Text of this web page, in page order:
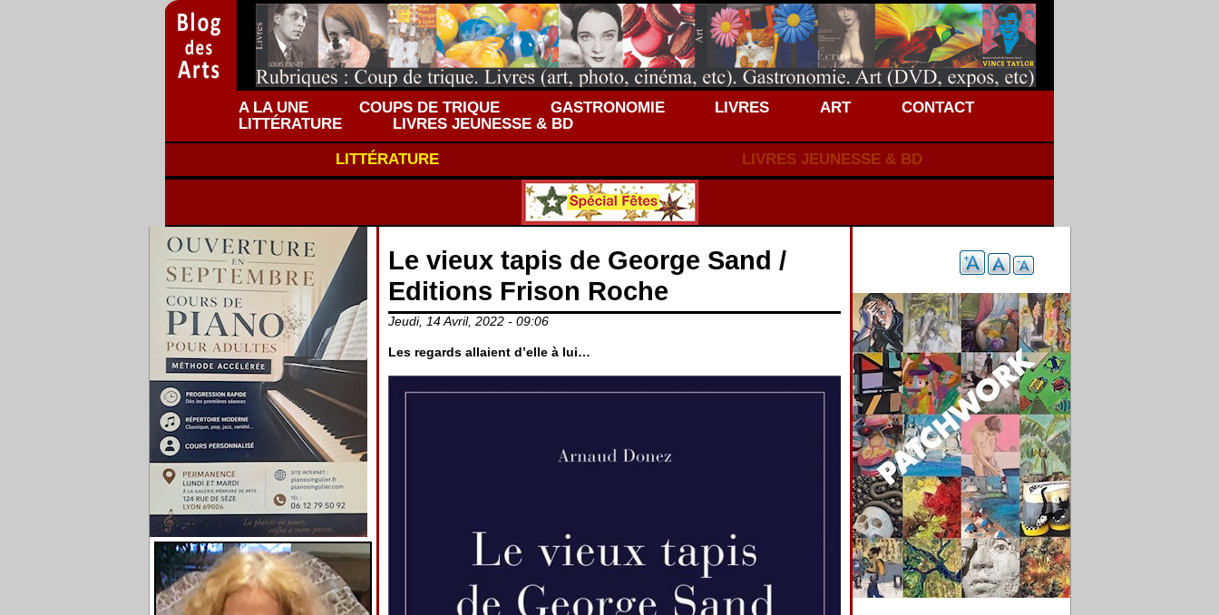
A LA UNE COUPS DE TRIQUE GASTRONOMIE LIVRES ART
CONTACT
LITTÉRATURE
LIVRES JEUNESSE & BD
LITTÉRATURE
LIVRES JEUNESSE & BD
Le vieux tapis de George Sand /
Editions Frison Roche
Jeudi, 14 Avril, 2022 - 09:06
Les regards allaient d’elle à lui…